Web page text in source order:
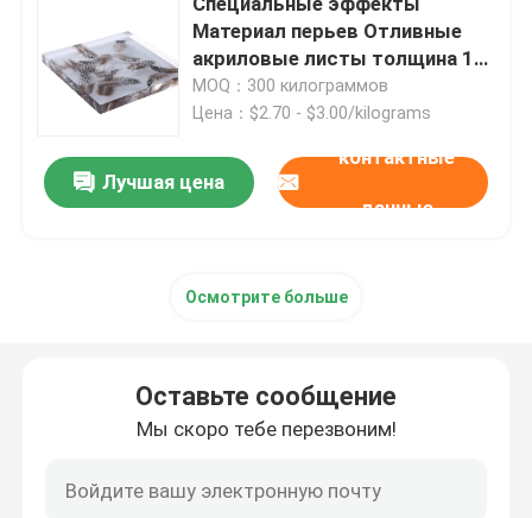
Литые акриловые листы
Цветные акриловые листы
Скульптуры акрилового искусства
Лист световода акриловый
Материал перьев Отливные
акриловые листы толщина 15-
60 мм
MOQ：300 килограммов
Цена：$2.70 - $3.00/kilograms
Лучшая цена
контактные
данные
Осмотрите больше
Оставьте сообщение
Мы скоро тебе перезвоним!